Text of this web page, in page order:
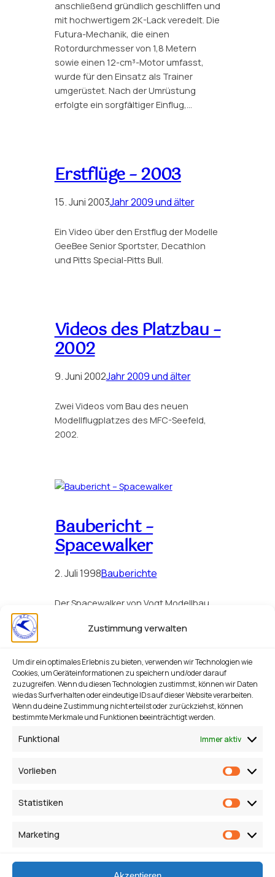
Zustimmung verwalten
Um dir ein optimales Erlebnis zu bieten, verwenden wir Technologien wie
Cookies, um Geräteinformationen zu speichern und/oder darauf
zuzugreifen. Wenn du diesen Technologien zustimmst, können wir Daten
wie das Surfverhalten oder eindeutige IDs auf dieser Website verarbeiten.
Wenn du deine Zustimmung nicht erteilst oder zurückziehst, können
bestimmte Merkmale und Funktionen beeinträchtigt werden.
Funktional Immer aktiv
Vorlieben
Statistiken
Marketing
anschließend gründlich geschliffen und
mit hochwertigem 2K-Lack veredelt. Die
Futura-Mechanik, die einen
Rotordurchmesser von 1,8 Metern
sowie einen 12-cm³-Motor umfasst,
wurde für den Einsatz als Trainer
umgerüstet. Nach der Umrüstung
erfolgte ein sorgfältiger Einflug,…
Erstflüge – 2003
15. Juni 2003Jahr 2009 und älter
Ein Video über den Erstflug der Modelle
GeeBee Senior Sportster, Decathlon
und Pitts Special-Pitts Bull.
Videos des Platzbau –
2002
9. Juni 2002Jahr 2009 und älter
Zwei Videos vom Bau des neuen
Modellflugplatzes des MFC-Seefeld,
2002.
Baubericht –
Spacewalker
2. Juli 1998Bauberichte
Der Spacewalker von Vogt Modellbau
hochwertigen GFK-Rumpf. Die
gefertigt, präzise beplankt und mit
ausgefrästen Servoschächten sowie
passenden Abdeckungen
ausgestattet. Der Bausatz überzeugt
durch seine Qualität und machte den
Vergnügen. Das Fliegen des
beeindruckender, da das…